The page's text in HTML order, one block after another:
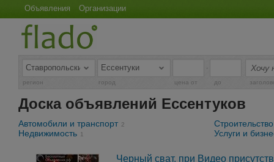
Объявления Организации
-
регион город цена от до
Доска объявлений Ессентуков
Автомобили и транспорт 2
Недвижимость 1
Услуги и
Черный сват. при Видео